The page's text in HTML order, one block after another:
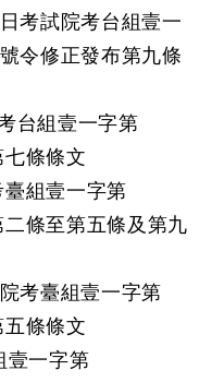
考試院考台組壹一
令修正發布第九條
台組壹一字第
條條文
組壹一字第
條至第五條及第九
考臺組壹一字第
條條文
壹一字第